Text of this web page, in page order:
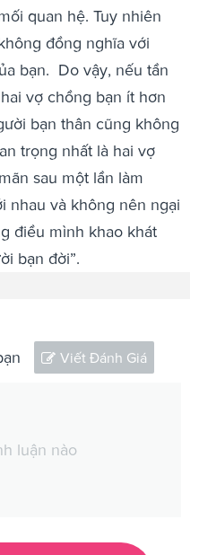
quan hệ. Tuy nhiên
đồng nghĩa với
bạn. Do vậy, nếu tần
vợ chồng bạn ít hơn
bạn thân cũng không
trọng nhất là hai vợ
sau một lần làm
nhau và không nên ngại
điều mình khao khát
bạn đời”.
Viết Đánh Giá
luận nào